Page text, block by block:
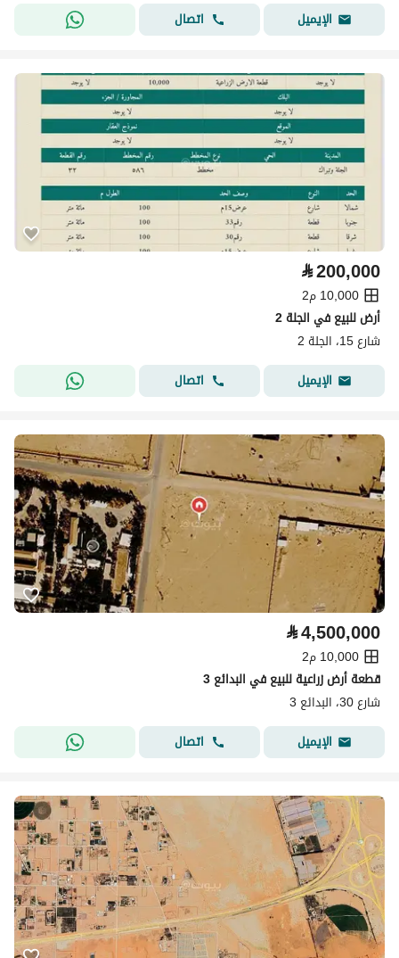
الإيميل
اتصال
⃁200,000
10,000 م2
أرض للبيع في الجلة 2
شارع 15، الجلة 2
الإيميل
اتصال
⃁4,500,000
10,000 م2
قطعة أرض زراعية للبيع في البدائع 3
شارع 30، البدائع 3
الإيميل
اتصال